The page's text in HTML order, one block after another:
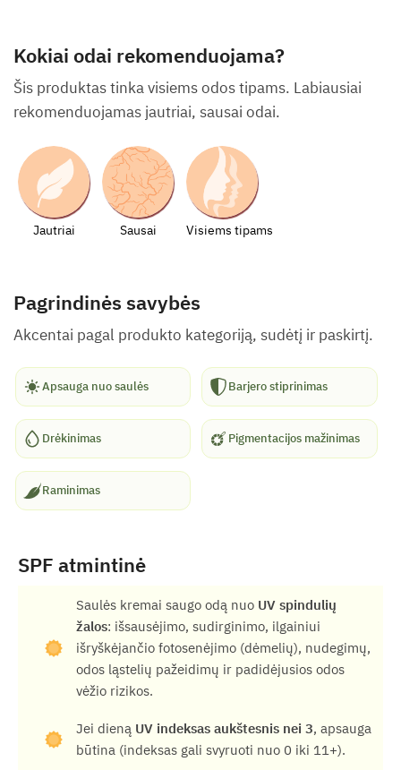
Kokiai odai rekomenduojama?
Šis produktas tinka visiems odos tipams. Labiausiai
rekomenduojamas jautriai, sausai odai.
Jautriai Sausai Visiems tipams
Pagrindinės savybės
Akcentai pagal produkto kategoriją, sudėtį ir paskirtį.
Apsauga nuo saulės Barjero stiprinimas
Drėkinimas Pigmentacijos mažinimas
Raminimas
SPF atmintinė
Saulės kremai saugo odą nuo UV spindulių
žalos: išsausėjimo, sudirginimo, ilgainiui
išryškėjančio fotosenėjimo (dėmelių), nudegimų,
odos ląstelių pažeidimų ir padidėjusios odos
vėžio rizikos.
Jei dieną UV indeksas aukštesnis nei 3, apsauga
būtina (indeksas gali svyruoti nuo 0 iki 11+).